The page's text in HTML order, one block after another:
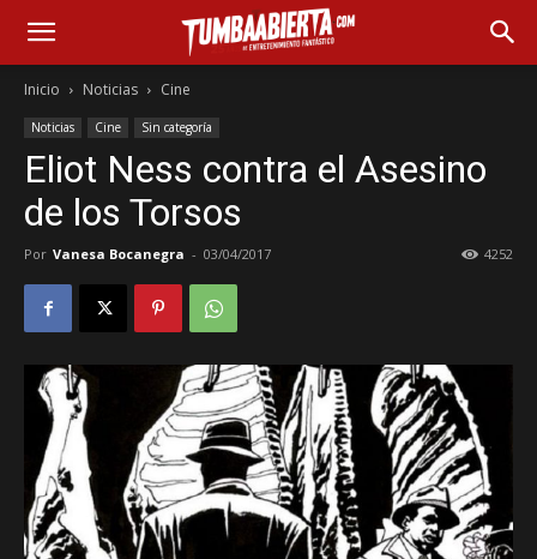
Inicio Noticias Cine
Noticias Cine Sin categoría
Eliot Ness contra el Asesino
de los Torsos
Por Vanesa Bocanegra - 03/04/2017 4252